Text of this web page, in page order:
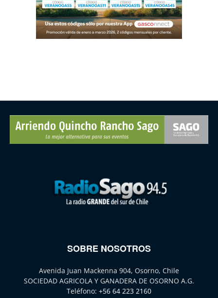
SOBRE NOSOTROS
Avenida Juan Mackenna 904, Osorno, Chile
SOCIEDAD AGRICOLA Y GANADERA DE OSORNO A.G.
Teléfono: +56 64 223 2160